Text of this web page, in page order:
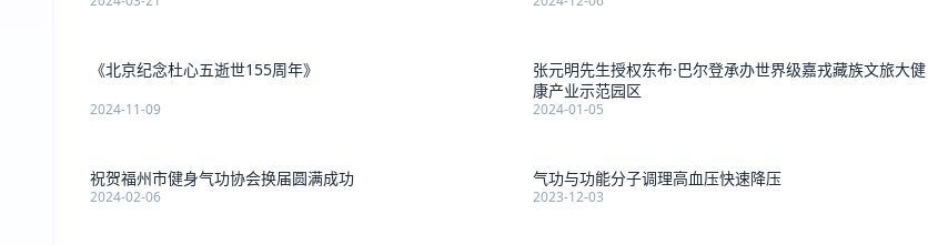
《北京纪念杜心五逝世155周年》
2024-11-09
张元明先生授权东布·巴尔登承办世界级嘉戎藏族文旅大健
康产业示范园区
2024-01-05
祝贺福州市健身气功协会换届圆满成功
2024-02-06
气功与功能分子调理高血压快速降压
2023-12-03